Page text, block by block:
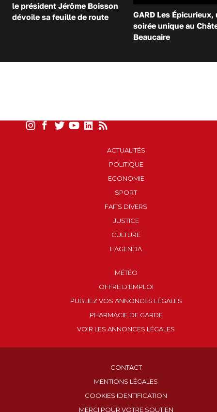
le président Jérôme Boisson
dévoile sa feuille de route
GARD Les Épicurieux,
soirée unique au
Beaucaire
ACTUALITÉS
POLITIQUE
ECONOMIE
SPORT
FAITS DIVERS
JUSTICE
CULTURE
L'AGENDA
MÉTÉO
OFFRE D'EMPLOI
PUBLIEZ VOS ANNONCES LÉGALES
PHARMACIE DE GARDE
VOIR LES ANNONCES LÉGALES
CONTACT
MENTIONS LÉGALES
COOKIES IDENTIFICATION
MERCI POUR VOTRE SOUTIEN